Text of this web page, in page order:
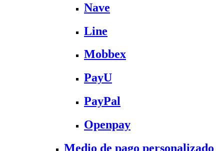
Nave
Line
Mobbex
PayU
PayPal
Openpay
Medio de pago personalizado